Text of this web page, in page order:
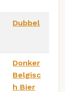
Dubbel
Donker
Belgisc
h Bier